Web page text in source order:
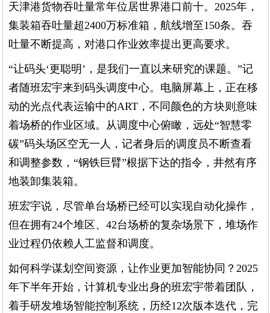
天津港货物吞吐量常年位居世界港口前十。2025年，
集装箱吞吐量超2400万标准箱，航线增至150条。吞
吐量不断提高，对港口作业效率提出更高要求。
“让码头‘更聪明’，是我们一直以来研究的课题。”记
者随班宏宇来到码头调度中心。电脑屏幕上，正在移
动的光点代表运输中的ART，不同颜色的方块则意味
着场桥的作业区域。从调度中心俯瞰，远处“智慧零
碳”码头场区空无一人，记者身后的调度员不断查看
和调整参数，“钢铁巨臂”根据下达的指令，井然有序
地装卸集装箱。
班宏宇说，尽管单台场桥已经可以实现自动化操作，
但在拥有24个堆区、42台场桥的复杂场景下，堆场作
业过程仍依赖人工监督和调度。
如何科学谋划空间资源，让作业更加智能协同？2025
年下半年开始，计算机专业出身的班宏宇带着团队，
着手研发堆场智能控制系统，历经12次版本迭代，完